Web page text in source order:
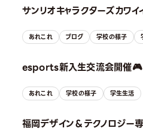
サンリオキャラクターズカワイ
あれこれ ブログ 学校の様子
esports新入生交流会開催🎮
あれこれ 学校の様子 学生生活
福岡デザイン＆テクノロジー